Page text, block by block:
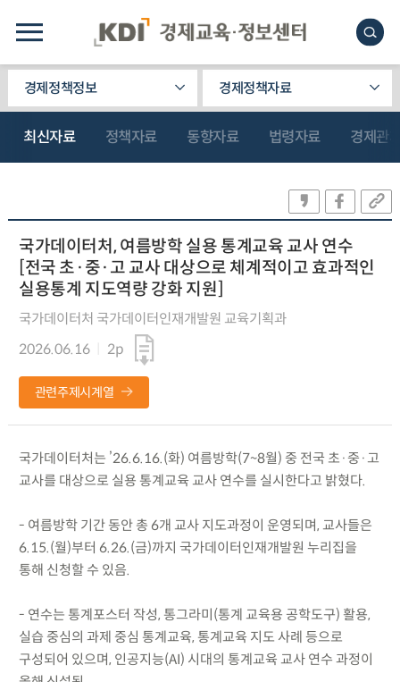
경제정책정보 경제정책자료
최신자료 정책자료 동향자료 법령자료 경제관
국가데이터처, 여름방학 실용 통계교육 교사 연수
[전국 초·중·고 교사 대상으로 체계적이고 효과적인
실용통계 지도역량 강화 지원]
국가데이터처 국가데이터인재개발원 교육기획과
2026.06.16
2p
관련주제시계열
국가데이터처는 ’26.6.16.(화) 여름방학(7~8월) 중 전국 초·중·고
교사를 대상으로 실용 통계교육 교사 연수를 실시한다고 밝혔다.
- 여름방학 기간 동안 총 6개 교사 지도과정이 운영되며, 교사들은
6.15.(월)부터 6.26.(금)까지 국가데이터인재개발원 누리집을
통해 신청할 수 있음.
- 연수는 통계포스터 작성, 통그라미(통계 교육용 공학도구) 활용,
실습 중심의 과제 중심 통계교육, 통계교육 지도 사례 등으로
구성되어 있으며, 인공지능(AI) 시대의 통계교육 교사 연수 과정이